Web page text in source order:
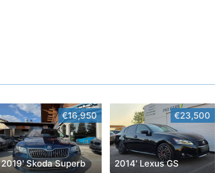
€16,950
2019' Skoda Superb
€23,500
2014' Lexus GS